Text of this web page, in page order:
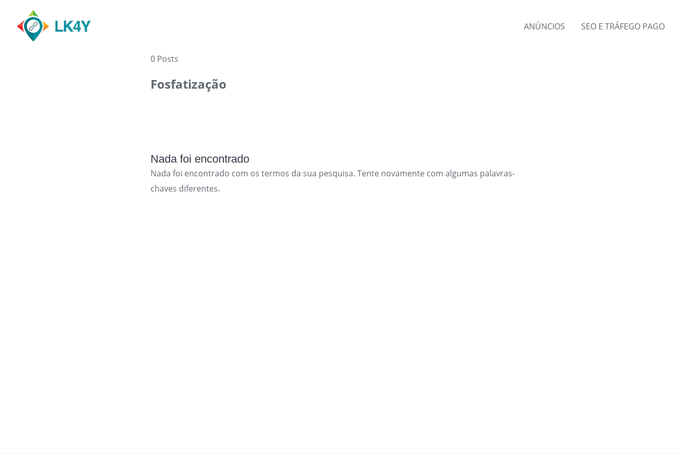
content
ANÚNCIOS SEO E TRÁFEGO PAGO
0 Posts
Fosfatização
Nada foi encontrado
Nada foi encontrado com os termos da sua pesquisa. Tente novamente com algumas palavras-
chaves diferentes.